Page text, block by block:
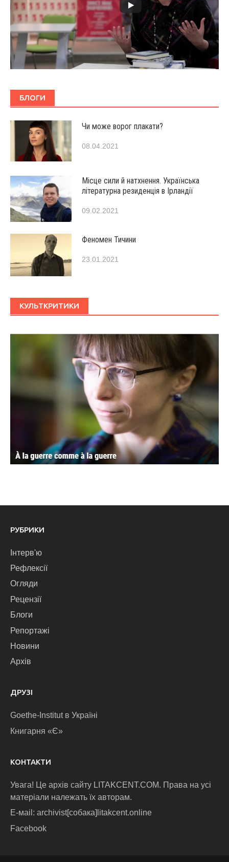
БЛОГИ
Чи може ворог плакати?
08.04.2021
Місце сили й натхнення. Українська
літературна резиденція в Ірландії
09.02.2021
Феномен Тичини
23.01.2021
КУЛЬТКРИТИКИ
РУБРИКИ
Інтерв'ю
Рефлексії
Огляди
Рецензії
Блоги
Репортажі
Новини
Архів
ДРУЗІ
Goethe-Institut в Україні
Книгарня «Є»
КОНТАКТИ
Увага! Це архів сайту LITAKCENT.COM. Права на усі
матеріали належать їх авторам.
E-маіl: archivist[собака]litakcent.online
Facebook